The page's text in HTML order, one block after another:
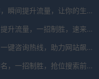
百度关键词快排，瞬间提升流量，让你的生意翻倍！
免费网站优化，提升流量，一招制胜，速来体验！
专业搜狗优化，一键咨询热线，助力网站飙升！
免费提升搜狗排名，一招制胜，抢位搜索前列！